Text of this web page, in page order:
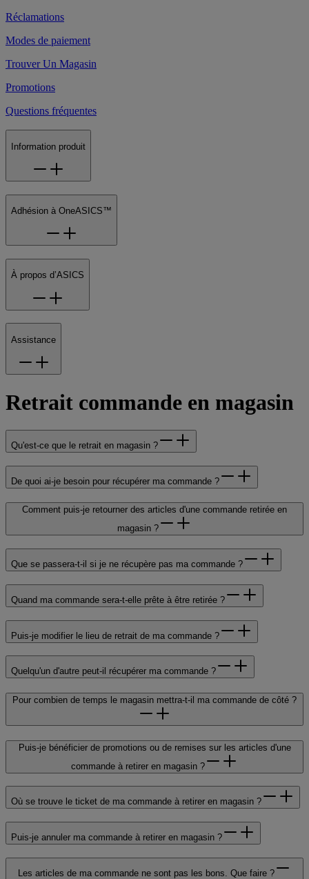
Réclamations
Modes de paiement
Trouver Un Magasin
Promotions
Questions fréquentes
Information produit
Adhésion à OneASICS™
À propos d’ASICS
Assistance
Retrait commande en magasin
Qu'est-ce que le retrait en magasin ?
De quoi ai-je besoin pour récupérer ma commande ?
Comment puis-je retourner des articles d'une commande retirée en
magasin ?
Que se passera-t-il si je ne récupère pas ma commande ?
Quand ma commande sera-t-elle prête à être retirée ?
Puis-je modifier le lieu de retrait de ma commande ?
Quelqu'un d'autre peut-il récupérer ma commande ?
Pour combien de temps le magasin mettra-t-il ma commande de côté ?
Puis-je bénéficier de promotions ou de remises sur les articles d'une
commande à retirer en magasin ?
Où se trouve le ticket de ma commande à retirer en magasin ?
Puis-je annuler ma commande à retirer en magasin ?
Les articles de ma commande ne sont pas les bons. Que faire ?